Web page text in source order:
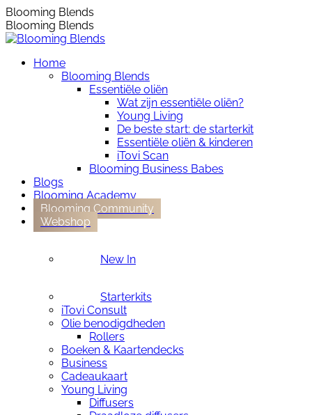
Skip
to
content
Instagram
page
opens
new
Blooming Blends
Blooming Blends
Home
Blooming Blends
Essentiële oliën
Wat zijn essentiële oliën?
Young Living
De beste start: de starterkit
Essentiële oliën & kinderen
iTovi Scan
Blooming Business Babes
Blogs
Blooming Academy
Blooming Community
Webshop
New In
Starterkits
iTovi Consult
Olie benodigdheden
Rollers
Boeken & Kaartendecks
Business
Cadeaukaart
Young Living
Diffusers